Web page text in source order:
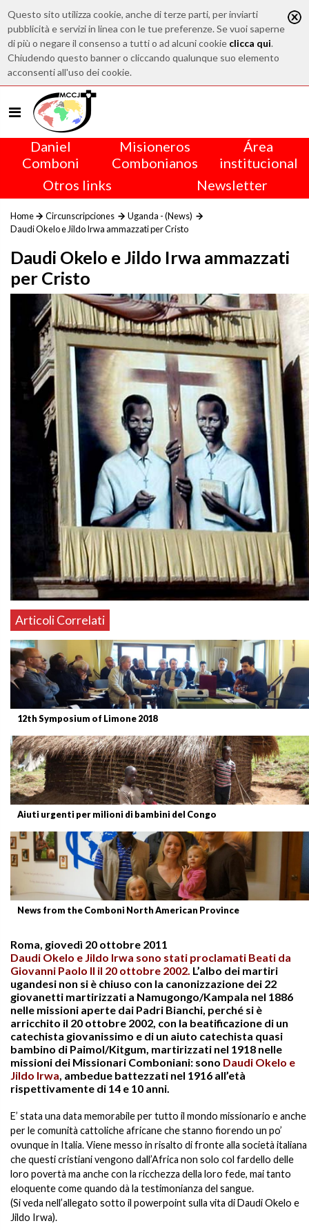
Questo sito utilizza cookie, anche di terze parti, per inviarti
pubblicità e servizi in linea con le tue preferenze. Se vuoi saperne
di più o negare il consenso a tutti o ad alcuni cookie clicca qui.
Chiudendo questo banner o cliccando qualunque suo elemento
acconsenti all'uso dei cookie.
Daniel
Comboni
Misioneros
Combonianos
Área
institucional
Otros links
Newsletter
Home Circunscripciones
Uganda - (News)
Daudi Okelo e Jildo Irwa ammazzati per Cristo
Daudi Okelo e Jildo Irwa ammazzati
per Cristo
Articoli Correlati
12th Symposium of Limone 2018
Aiuti urgenti per milioni di bambini del Congo
News from the Comboni North American Province
Roma, giovedì 20 ottobre 2011
Daudi Okelo e Jildo Irwa sono stati proclamati Beati da
Giovanni Paolo II il 20 ottobre 2002. L’albo dei martiri
ugandesi non si è chiuso con la canonizzazione dei 22
giovanetti martirizzati a Namugongo/Kampala nel 1886
nelle missioni aperte dai Padri Bianchi, perché si è
arricchito il 20 ottobre 2002, con la beatificazione di un
catechista giovanissimo e di un aiuto catechista quasi
bambino di Paimol/Kitgum, martirizzati nel 1918 nelle
missioni dei Missionari Comboniani: sono Daudi Okelo e
Jildo Irwa, ambedue battezzati nel 1916 all’età
rispettivamente di 14 e 10 anni.
E’ stata una data memorabile per tutto il mondo missionario e anche
per le comunità cattoliche africane che stanno fiorendo un po’
ovunque in Italia. Viene messo in risalto di fronte alla società italiana
che questi cristiani vengono dall’Africa non solo col fardello delle
loro povertà ma anche con la ricchezza della loro fede, mai tanto
eloquente come quando dà la testimonianza del sangue.
(Si veda nell’allegato sotto il powerpoint sulla vita di Daudi Okelo e
Jildo Irwa).